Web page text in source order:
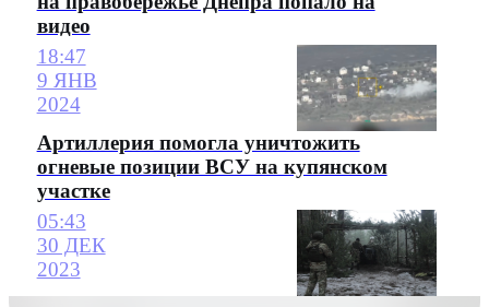
видео
18:47
9 ЯНВ
2024
Артиллерия помогла уничтожить
огневые позиции ВСУ на купянском
участке
05:43
30 ДЕК
2023